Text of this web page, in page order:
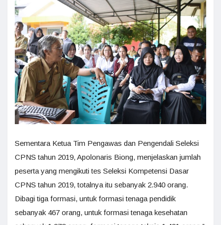
Sementara Ketua Tim Pengawas dan Pengendali Seleksi
CPNS tahun 2019, Apolonaris Biong, menjelaskan jumlah
peserta yang mengikuti tes Seleksi Kompetensi Dasar
CPNS tahun 2019, totalnya itu sebanyak 2.940 orang.
Dibagi tiga formasi, untuk formasi tenaga pendidik
sebanyak 467 orang, untuk formasi tenaga kesehatan